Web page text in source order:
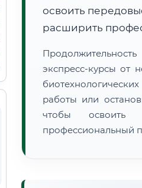
освоить
расширить
экспресс-курсы от
работы или
чтобы освоить
профессиональный